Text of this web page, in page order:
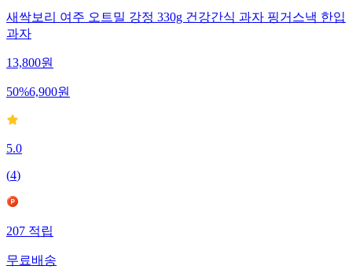
새싹보리 여주 오트밀 강정 330g 건강간식 과자 핑거스낵 한입
과자
13,800원
50%6,900원
5.0
(4)
207적립
무료배송